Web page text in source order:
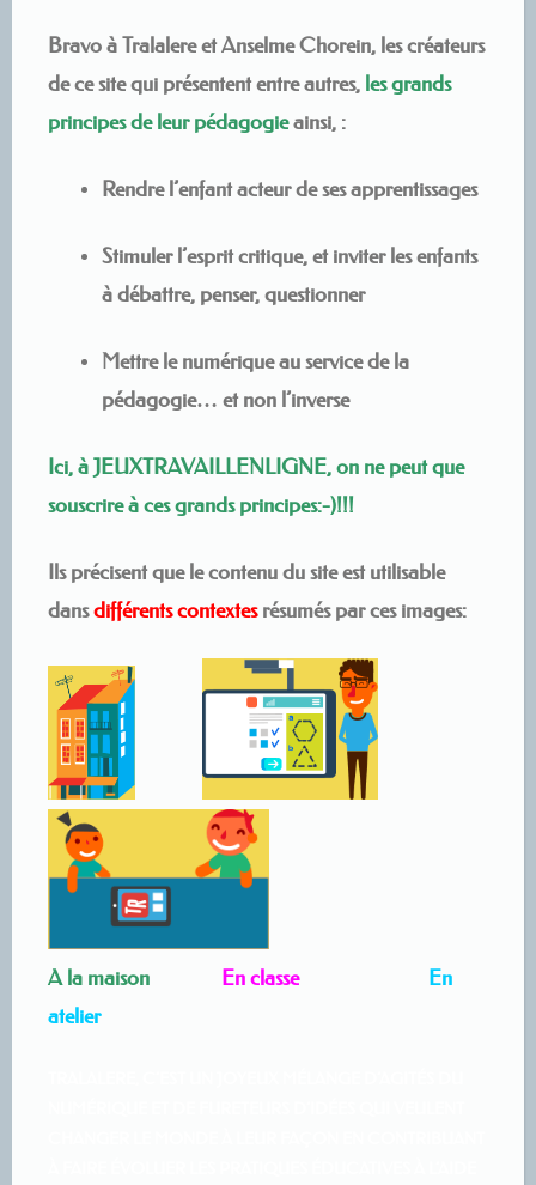
Bravo à Tralalere et Anselme Chorein, les créateurs
de ce site qui présentent entre autres, les grands
principes de leur pédagogieainsi, :
Rendre l’enfant acteur de ses apprentissages
Stimuler l’esprit critique, et inviter les enfants
à débattre, penser, questionner
Mettre le numérique au service de la
pédagogie… et non l’inverse
Ici, à JEUXTRAVAILLENLIGNE, on ne peut que
souscrire à ces grands principes:-)!!!
Ils précisent que le contenu du site est utilisable
dansdifférents contextesrésumés par ces images:
A la maison En classe
En
atelier